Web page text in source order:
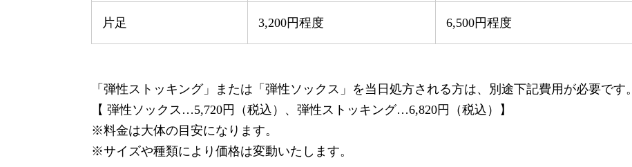
片足 3,200円程度 6,500円程度
「弾性ストッキング」または「弾性ソックス」を当日処方される方は、別途下記費用が必要です。
【 弾性ソックス…5,720円（税込）、弾性ストッキング…6,820円（税込）】
※料金は大体の目安になります。
※サイズや種類により価格は変動いたします。